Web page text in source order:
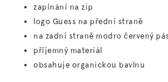
zapínání na zip
logo Guess na přední straně
na zadní straně modro červený
příjemný materiál
obsahuje organickou bavlnu